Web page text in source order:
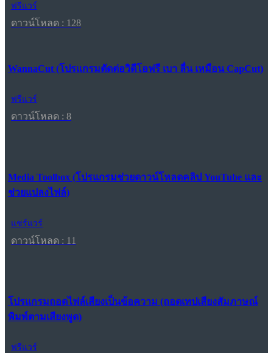
ฟรีแวร์
ดาวน์โหลด : 128
WannaCut (โปรแกรมตัดต่อวิดีโอฟรี เบา ลื่น เหมือน CapCut)
ฟรีแวร์
ดาวน์โหลด : 8
Media Toolbox (โปรแกรมช่วยดาวน์โหลดคลิป YouTube และ
ช่วยแปลงไฟล์)
แชร์แวร์
ดาวน์โหลด : 11
โปรแกรมถอดไฟล์เสียงเป็นข้อความ (ถอดเทปเสียงสัมภาษณ์
พิมพ์ตามเสียงพูด)
ฟรีแวร์